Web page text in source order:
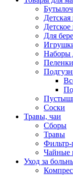
Детская
Для
Наборы
Пеленки
Соски
Травы, чаи
Сборы
Травы
Фильтр-
Чайные
Уход за